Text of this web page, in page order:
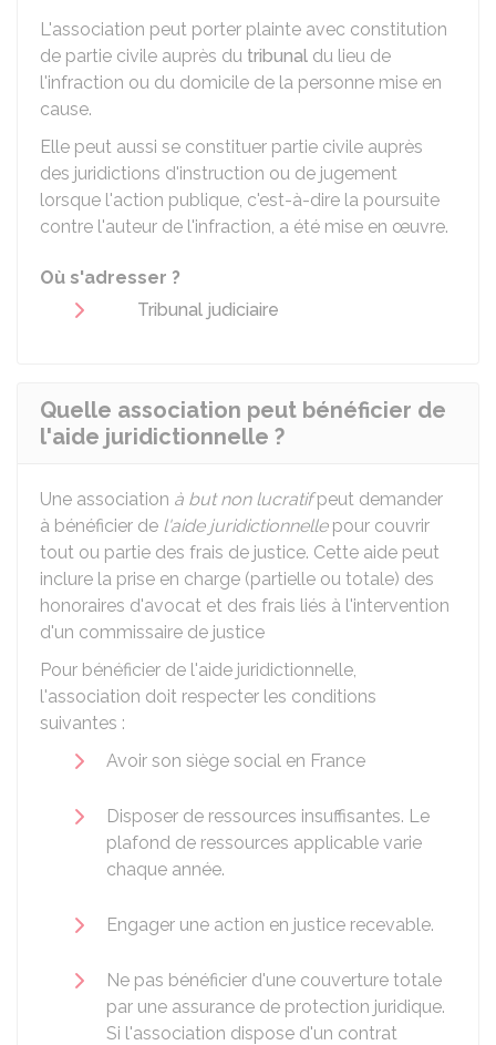
L'association peut porter plainte avec constitution
de partie civile auprès du tribunal du lieu de
l'infraction ou du domicile de la personne mise en
cause.
Elle peut aussi se constituer partie civile auprès
des juridictions d'instruction ou de jugement
lorsque l'action publique, c'est-à-dire la poursuite
contre l'auteur de l'infraction, a été mise en œuvre.
Où s'adresser ?
Tribunal judiciaire
Quelle association peut bénéficier de
l'aide juridictionnelle ?
Une association à but non lucratifpeut demander
à bénéficier de l'aide juridictionnellepour couvrir
tout ou partie des frais de justice. Cette aide peut
inclure la prise en charge (partielle ou totale) des
honoraires d'avocat et des frais liés à l'intervention
d'un commissaire de justice
Pour bénéficier de l'aide juridictionnelle,
l'association doit respecter les conditions
suivantes :
Avoir son siège social en France
Disposer de ressources insuffisantes. Le
plafond de ressources applicable varie
chaque année.
Engager une action en justice recevable.
Ne pas bénéficier d'une couverture totale
par une assurance de protection juridique.
Si l'association dispose d'un contrat